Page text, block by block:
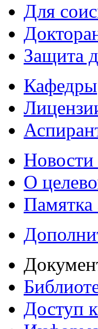
Для
Защита
Кафедры
Новости
О
Памятка
Доступ